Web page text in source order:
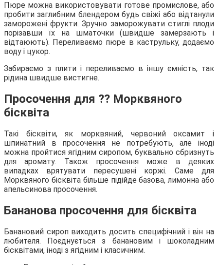
Пюре можна використовувати готове промислове, або
пробити заглибним блендером будь свіжі або відтанули
заморожені фрукти. Зручно заморожувати стиглі плоди
порізавши їх на шматочки (швидше замерзають і
відтаюють). Переливаємо пюре в каструльку, додаємо
воду і цукор.
Забираємо з плити і переливаємо в іншу ємність, так
рідина швидше вистигне.
Просочення для ⁇ Морквяного
бісквіта
Такі бісквіти, як морквяний, червоний оксамит і
шпинатний в просочення не потребують, але іноді
можна пройтися ягідним сиропом, буквально сбризнуть
для аромату. Також просочення може в деяких
випадках врятувати пересушені коржі. Саме для
Морквяного бісквіта більше підійде базова, лимонна або
апельсинова просочення.
Бананова просочення для бісквіта
Банановий сироп виходить досить специфічний і він на
любителя. Поєднується з банановим і шоколадним
бісквітами, іноді з ягідним і класичним.